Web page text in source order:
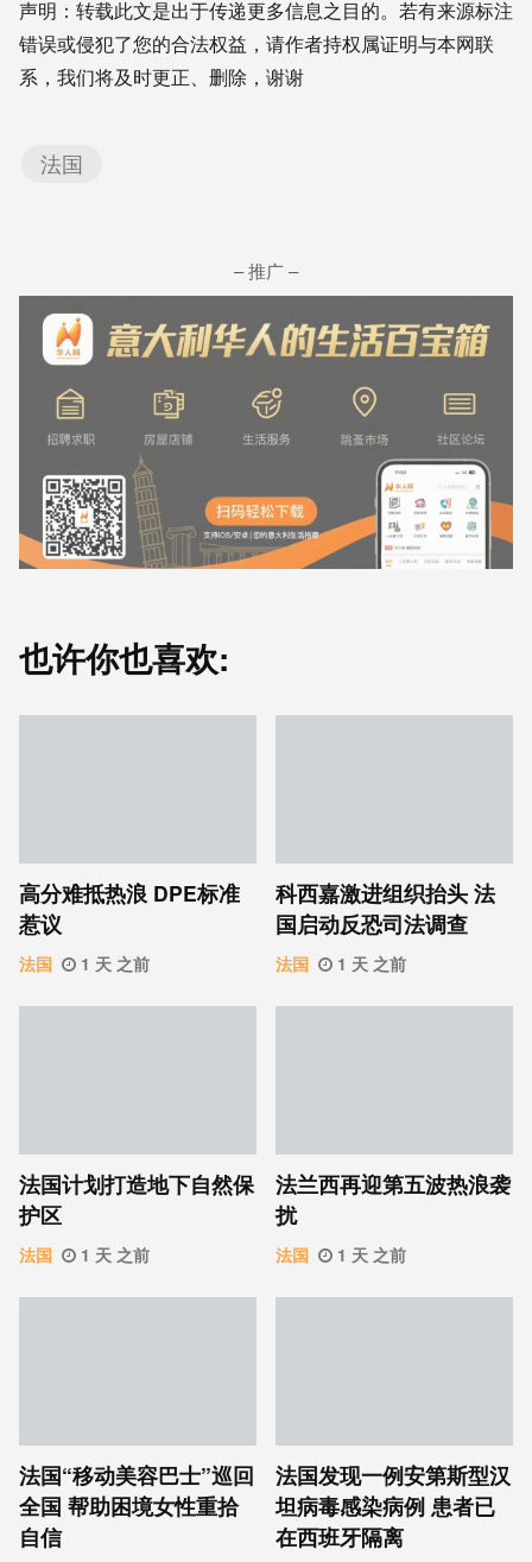
声明：转载此文是出于传递更多信息之目的。若有来源标注
错误或侵犯了您的合法权益，请作者持权属证明与本网联
系，我们将及时更正、删除，谢谢
法国
– 推广 –
也许你也喜欢:
高分难抵热浪 DPE标准
惹议
法国 1 天 之前
科西嘉激进组织抬头 法
国启动反恐司法调查
法国 1 天 之前
法国计划打造地下自然保
护区
法国 1 天 之前
法兰西再迎第五波热浪袭
扰
法国 1 天 之前
法国“移动美容巴士”巡回
全国 帮助困境女性重拾
自信
法国发现一例安第斯型汉
坦病毒感染病例 患者已
在西班牙隔离